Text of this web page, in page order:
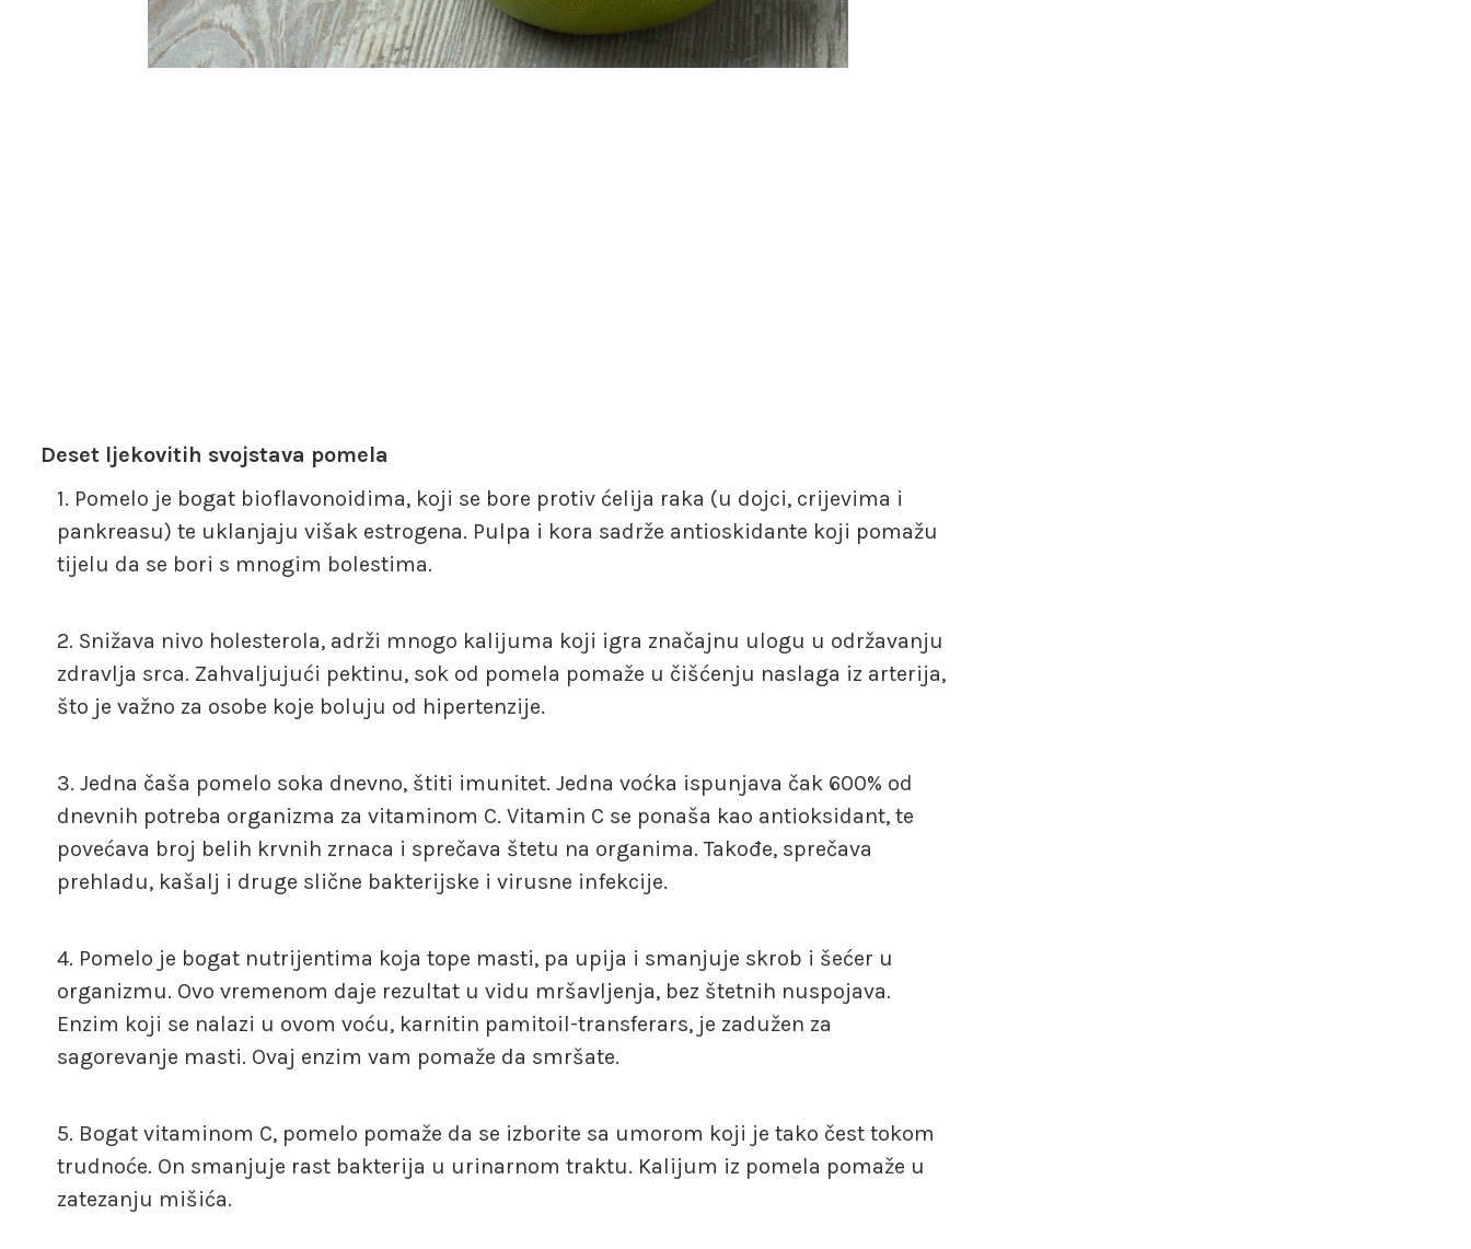
Deset ljekovitih svojstava pomela
Pomelo je bogat bioflavonoidima, koji se bore protiv ćelija raka (u dojci, crijevima i
pankreasu) te uklanjaju višak estrogena. Pulpa i kora sadrže antioskidante koji pomažu
tijelu da se bori s mnogim bolestima.
Snižava nivo holesterola, adrži mnogo kalijuma koji igra značajnu ulogu u održavanju
zdravlja srca. Zahvaljujući pektinu, sok od pomela pomaže u čišćenju naslaga iz arterija,
što je važno za osobe koje boluju od hipertenzije.
Jedna čaša pomelo soka dnevno, štiti imunitet. Jedna voćka ispunjava čak 600% od
dnevnih potreba organizma za vitaminom C. Vitamin C se ponaša kao antioksidant, te
povećava broj belih krvnih zrnaca i sprečava štetu na organima. Takođe, sprečava
prehladu, kašalj i druge slične bakterijske i virusne infekcije.
Pomelo je bogat nutrijentima koja tope masti, pa upija i smanjuje skrob i šećer u
organizmu. Ovo vremenom daje rezultat u vidu mršavljenja, bez štetnih nuspojava.
Enzim koji se nalazi u ovom voću, karnitin pamitoil-transferars, je zadužen za
sagorevanje masti. Ovaj enzim vam pomaže da smršate.
Bogat vitaminom C, pomelo pomaže da se izborite sa umorom koji je tako čest tokom
trudnoće. On smanjuje rast bakterija u urinarnom traktu. Kalijum iz pomela pomaže u
zatezanju mišića.